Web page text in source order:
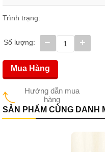
Trình trạng:
Số lượng: +
−
Hướng dẫn mua
hàng
Mua Hàng
SẢN PHẨM CÙNG DANH